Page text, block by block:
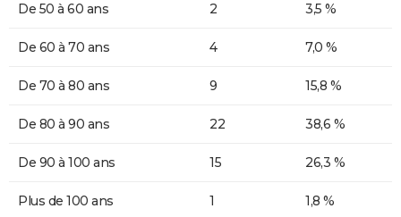
De 50 à 60 ans 2 3,5 %
De 60 à 70 ans 4 7,0 %
De 70 à 80 ans 9 15,8 %
De 80 à 90 ans 22 38,6 %
De 90 à 100 ans 15 26,3 %
Plus de 100 ans 1 1,8 %